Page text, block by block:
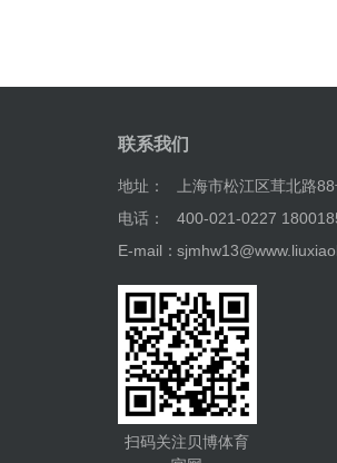
联系我们
地址：
上海市松江区茸北路
电话：
400-021-0227
E-mail：
扫码关注贝博体育